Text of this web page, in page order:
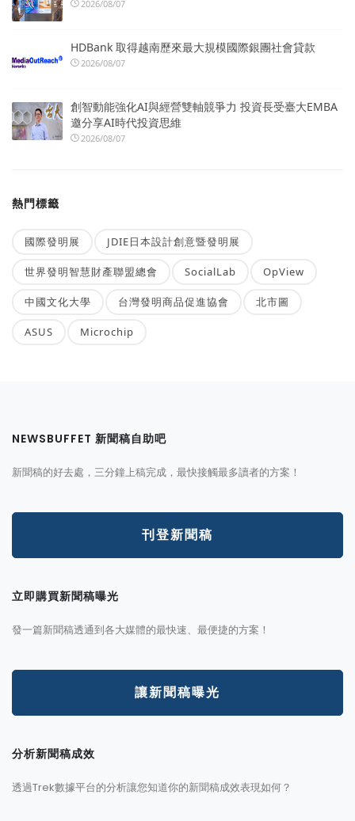
2026/08/07
HDBank 取得越南歷來最大規模國際銀團社會貸款
2026/08/07
創智動能強化AI與經營雙軸競爭力 投資長受臺大EMBA
邀分享AI時代投資思維
2026/08/07
熱門標籤
國際發明展 JDIE日本設計創意暨發明展
世界發明智慧財產聯盟總會 SocialLab OpView
中國文化大學 台灣發明商品促進協會 北市圖
ASUS Microchip
NEWSBUFFET 新聞稿自助吧
新聞稿的好去處，三分鐘上稿完成，最快接觸最多讀者的方案！
刊登新聞稿
立即購買新聞稿曝光
發一篇新聞稿透通到各大媒體的最快速、最便捷的方案！
讓新聞稿曝光
分析新聞稿成效
透過Trek數據平台的分析讓您知道你的新聞稿成效表現如何？